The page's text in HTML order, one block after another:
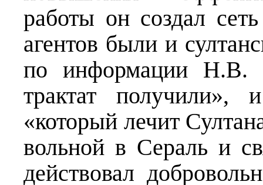
работы он создал
агентов были и
по информации Н.В.
трактат получили»,
«который лечит
вольной в Сераль и
действовал